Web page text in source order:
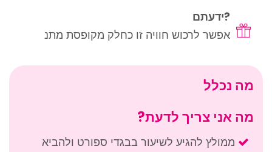
?ידעתם
אפשר לרכוש חוויה זו כחלק מקופסת מתנ
מה נכלל
מה אני צריך לדעת?
ממולץ להגיע לשיעור בבגדי ספורט ולהביא